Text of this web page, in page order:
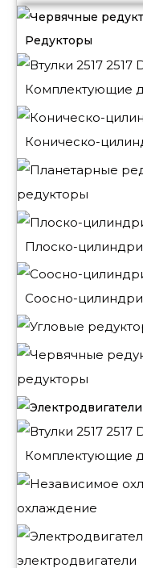
Редукторы
Комплектующие
Коническо-
редукторы
Плоско-
Соосно-
редукторы
Комплектующие
охлаждение
электродвигатели